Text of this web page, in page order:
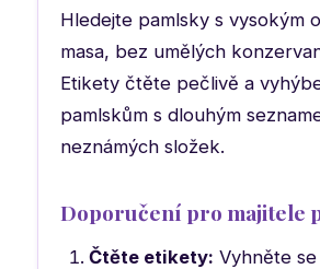
Hledejte pamlsky s vysokým
masa, bez umělých
Etikety čtěte pečlivě a
pamlskům s dlouhým
neznámých složek.
Doporučení pro majitele
Čtěte etikety: Vyhněte